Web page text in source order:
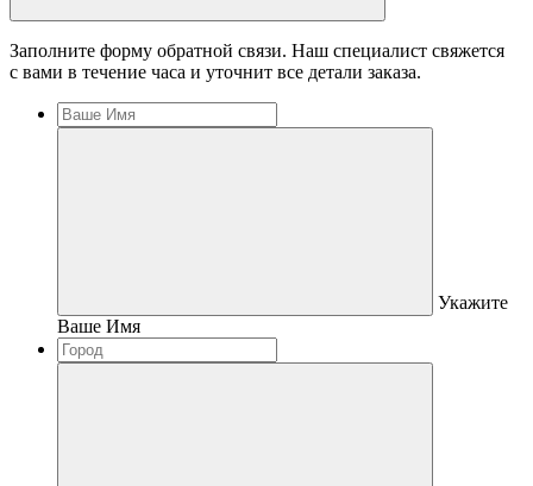
Заполните форму обратной связи. Наш специалист свяжется
с вами в течение часа и уточнит все детали заказа.
Укажите
Ваше Имя